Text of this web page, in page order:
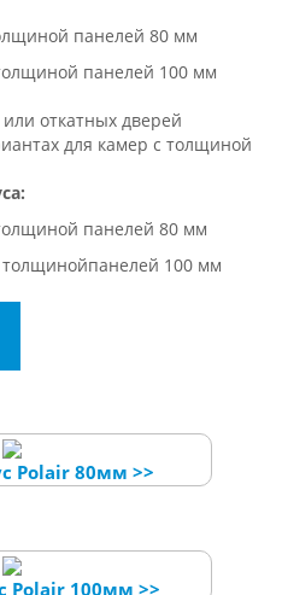
панелей 80 мм
панелей 100 мм
откатных дверей
для камер с толщиной
панелей 80 мм
100 мм
Polair 80мм >>
Polair 100мм >>